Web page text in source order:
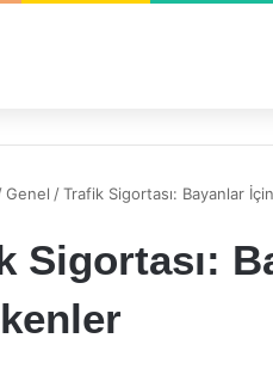
Genel /Trafik Sigortası: Bayanlar
Sigortası: